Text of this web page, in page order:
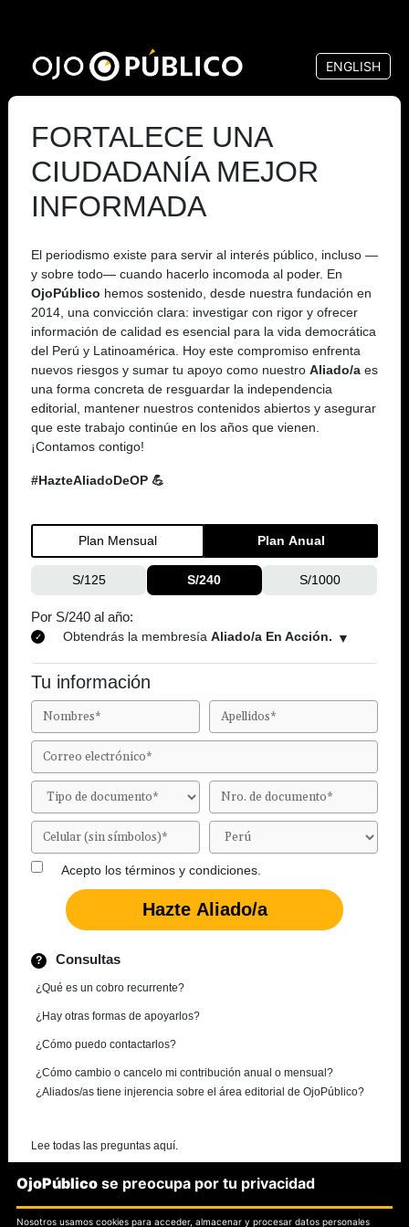
contenido
principal
ENGLISH
FORTALECE UNA
CIUDADANÍA MEJOR
INFORMADA
El periodismo existe para servir al interés público, incluso —
y sobre todo— cuando hacerlo incomoda al poder. En
OjoPúblico hemos sostenido, desde nuestra fundación en
2014, una convicción clara: investigar con rigor y ofrecer
información de calidad es esencial para la vida democrática
del Perú y Latinoamérica. Hoy este compromiso enfrenta
nuevos riesgos y sumar tu apoyo como nuestro Aliado/a es
una forma concreta de resguardar la independencia
editorial, mantener nuestros contenidos abiertos y asegurar
que este trabajo continúe en los años que vienen.
¡Contamos contigo!
#HazteAliadoDeOP 💪
Plan Mensual Plan Anual
S/125 S/240 S/1000
Por S/240 al año:
Obtendrás la membresía Aliado/a En Acción.
Tu información
Acepto los términos y condiciones.
Consultas
¿Qué es un cobro recurrente?
¿Hay otras formas de apoyarlos?
¿Cómo puedo contactarlos?
¿Cómo cambio o cancelo mi contribución anual o mensual?
¿Aliados/as tiene injerencia sobre el área editorial de OjoPúblico?
Lee todas las preguntas aquí.
¿Necesitas más información?
OjoPúblico se preocupa por tu privacidad
Nosotros usamos cookies para acceder, almacenar y procesar datos personales